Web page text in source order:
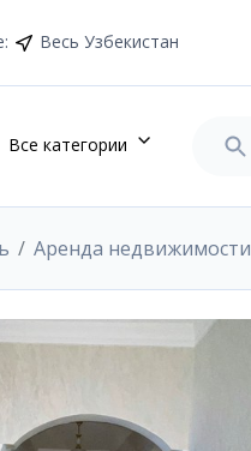
: Весь Узбекистан
Все категории
Аренда недвижимости